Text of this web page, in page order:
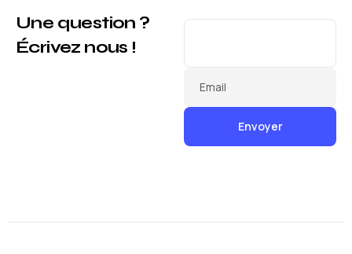
Une question ?
Écrivez nous !
Email